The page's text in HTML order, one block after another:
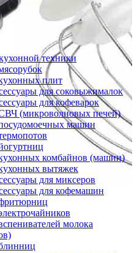
техники
плит
для соковыжималок
для кофеварок
(микроволновых печей)
машин
комбайнов (машин)
вытяжек
для миксеров
для кофемашин
молока